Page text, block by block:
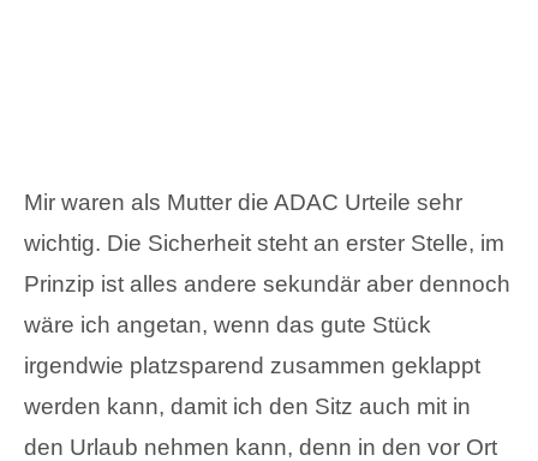
Mir waren als Mutter die ADAC Urteile sehr
wichtig. Die Sicherheit steht an erster Stelle, im
Prinzip ist alles andere sekundär aber dennoch
wäre ich angetan, wenn das gute Stück
irgendwie platzsparend zusammen geklappt
werden kann, damit ich den Sitz auch mit in
den Urlaub nehmen kann, denn in den vor Ort